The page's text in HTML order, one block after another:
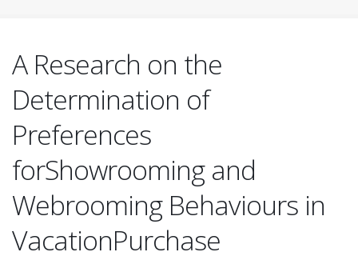
A Research on the
Determination of
Preferences
forShowrooming and
Webrooming Behaviours in
VacationPurchase